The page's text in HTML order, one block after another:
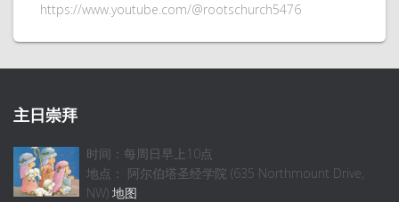
https://www.youtube.com/@rootschurch5476
主日崇拜
时间：每周日早上10点
地点： 阿尔伯塔圣经学院 (635 Northmount Drive,
NW) 地图